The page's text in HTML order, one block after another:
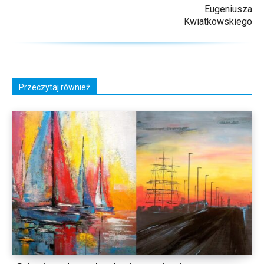
Eugeniusza
Kwiatkowskiego
Przeczytaj również